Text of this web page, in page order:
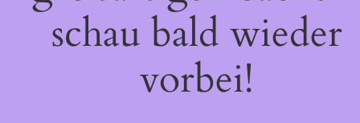
schau bald wieder
vorbei!